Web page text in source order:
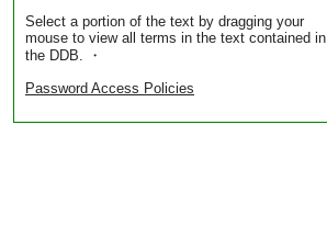
Select a portion of the text by dragging your
mouse to view all terms in the text contained in
the DDB. ・
Password Access Policies